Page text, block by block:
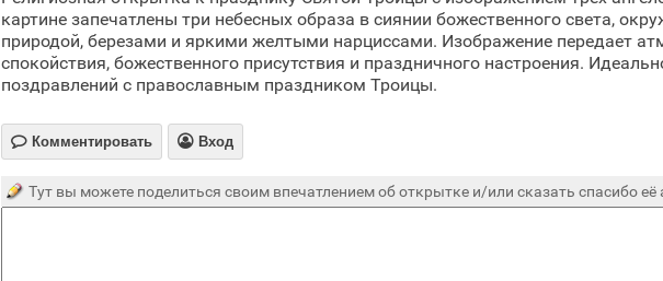
картине запечатлены три небесных образа в сиянии божественного света,
природой, березами и яркими желтыми нарциссами. Изображение передает
спокойствия, божественного присутствия и праздничного настроения.
поздравлений с православным праздником Троицы.
 Комментировать  Вход
Тут вы можете поделиться своим впечатлением об открытке и/или сказать спасибо её